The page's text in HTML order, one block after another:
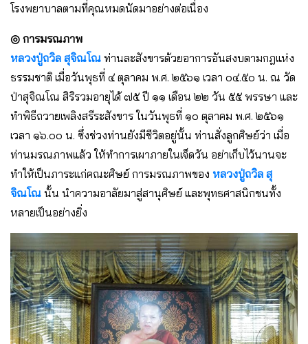
โรงพยาบาลตามที่คุณหมดนัดมาอย่างต่อเนื่อง
◎ การมรณภาพ
หลวงปู่ถวิล สุจิณโณ ท่านละสังขารด้วยอาการอันสงบตามกฎแห่ง
ธรรมชาติ เมื่อวันพุธที่ ๔ ตุลาคม พ.ศ. ๒๕๖๑ เวลา ๐๔.๕๐ น. ณ วัด
ป่าสุจิณโณ สิริรวมอายุได้ ๗๕ ปี ๑๑ เดือน ๒๒ วัน ๕๕ พรรษา และ
ทำพิธีถวายเพลิงสรีระสังขาร ในวันพุธที่ ๑๐ ตุลาคม พ.ศ. ๒๕๖๑
เวลา ๑๖.๐๐ น. ซึ่งช่วงท่านยังมีชีวิตอยู่นั้น ท่านสั่งลูกศิษย์ว่า เมื่อ
ท่านมรณภาพแล้ว ให้ทำการเผาภายในเจ็ดวัน อย่าเก็บไว้นานจะ
ทำให้เป็นภาระแก่คณะศิษย์ การมรณภาพของ หลวงปู่ถวิล สุ
จิณโณ นั้น นำความอาลัยมาสู่สานุศิษย์ และพุทธศาสนิกชนทั้ง
หลายเป็นอย่างยิ่ง